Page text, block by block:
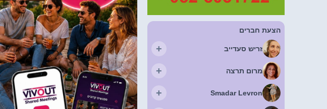
הצעת חברים
זריש סעדייב +
מרום תרצה +
Smadar Levron
+